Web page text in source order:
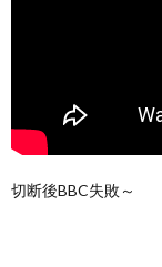
切断後BBC失敗～